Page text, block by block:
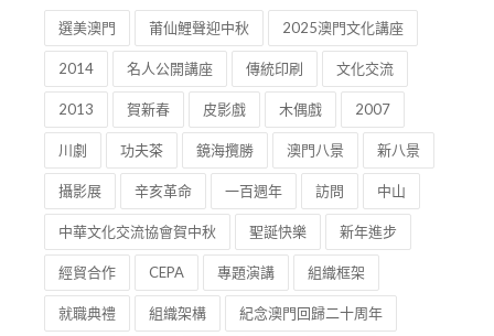
選美澳門 莆仙鯉聲迎中秋 2025澳門文化講座
2014 名人公開講座 傳統印刷 文化交流
2013 賀新春 皮影戲 木偶戲 2007
川劇 功夫茶 鏡海攬勝 澳門八景 新八景
攝影展 辛亥革命 一百週年 訪問 中山
中華文化交流協會賀中秋 聖誕快樂 新年進步
經貿合作 CEPA 專題演講 組織框架
就職典禮 組織架構 紀念澳門回歸二十周年